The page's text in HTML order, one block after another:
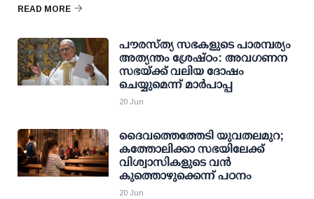
READ MORE
പൗരസ്ത്യ സഭകളുടെ പാരമ്പര്യം
അത്യന്തം ശ്രേഷ്ഠം: അവഗണന
സഭയ്ക്ക് വലിയ ദോഷം
ചെയ്യുമെന്ന് മാർപാപ്പ
20 Jun
ദൈവത്തെത്തേടി യുവതലമുറ;
കത്തോലിക്കാ സഭയിലേക്ക്
വിശ്വാസികളുടെ വൻ
കുത്തൊഴുക്കെന്ന് പഠനം
20 Jun